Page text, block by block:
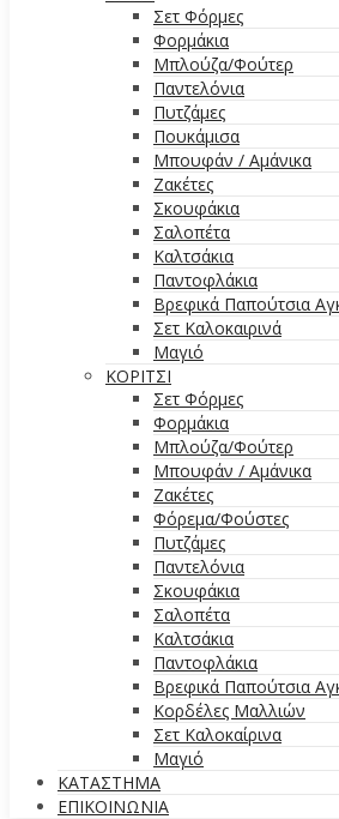
Σετ Φόρμες
Φορμάκια
Μπλούζα/Φούτερ
Παντελόνια
Πυτζάμες
Πουκάμισα
Μπουφάν / Αμάνικα
Ζακέτες
Σκουφάκια
Σαλοπέτα
Καλτσάκια
Παντοφλάκια
Βρεφικά Παπούτσια
Σετ Καλοκαιρινά
Μαγιό
ΚΟΡΙΤΣΙ
Σετ Φόρμες
Φορμάκια
Μπλούζα/Φούτερ
Μπουφάν / Αμάνικα
Ζακέτες
Φόρεμα/Φούστες
Πυτζάμες
Παντελόνια
Σκουφάκια
Σαλοπέτα
Καλτσάκια
Παντοφλάκια
Βρεφικά Παπούτσια
Κορδέλες Μαλλιών
Σετ Καλοκαίρινα
Μαγιό
ΚΑΤΑΣΤΗΜΑ
ΕΠΙΚΟΙΝΩΝΙΑ